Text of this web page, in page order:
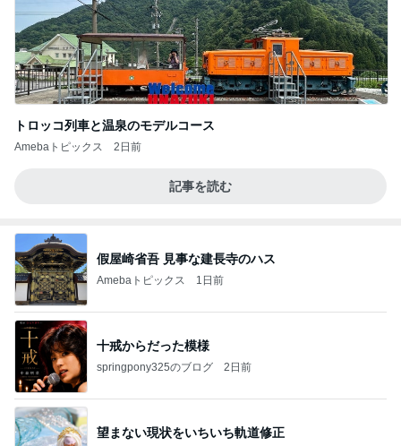
トロッコ列車と温泉のモデルコース
Amebaトピックス 2日前
記事を読む
假屋崎省吾 見事な建長寺のハス
Amebaトピックス 1日前
十戒からだった模様
springpony325のブログ 2日前
望まない現状をいちいち軌道修正